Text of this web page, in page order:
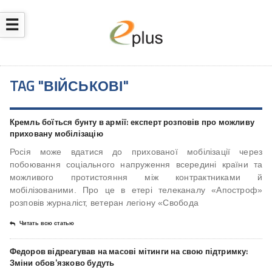
☰
TAG "ВІЙСЬКОВІ"
Кремль боїться бунту в армії: експерт розповів про можливу
приховану мобілізацію
Росія може вдатися до прихованої мобілізації через
побоювання соціального напруження всередині країни та
можливого протистояння між контрактниками й
мобілізованими. Про це в етері телеканалу «Апостроф»
розповів журналіст, ветеран легіону «Свобода
Читать всю статью
Федоров відреагував на масові мітинги на свою підтримку:
Зміни обов'язково будуть